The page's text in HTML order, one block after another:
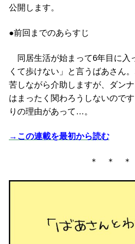
公開します。
●前回までのあらすじ
同居生活が始まって6年目に入
くて歩けない」と言うばあさん
苦しながら介助しますが、ダン
はまったく関わろうしないので
りの理由があって…。
→この連載を最初から読む
＊ ＊ ＊